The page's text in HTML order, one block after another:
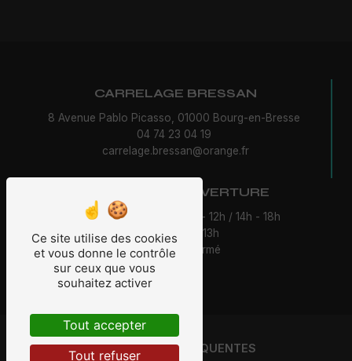
CARRELAGE BRESSAN
8 Avenue Pablo Picasso, 01000 Bourg-en-Bresse
04 74 23 04 19
carrelage.bressan@orange.fr
HORAIRES D'OUVERTURE
Du lundi au vendredi : 8h - 12h / 14h - 18h
Samedi : 8h - 13h
Dimanche : Fermé
RECHERCHES FRÉQUENTES
Ce site utilise des cookies
et vous donne le contrôle
sur ceux que vous
souhaitez activer
Tout accepter
Tout refuser